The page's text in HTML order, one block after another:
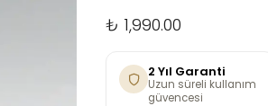
₺ 1,990.00
2 Yıl Garanti
Uzun süreli kullanım
güvencesi